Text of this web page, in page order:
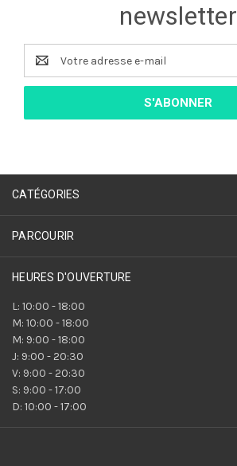
newsletter
Adresse
mail
CATÉGORIES
PARCOURIR
HEURES D'OUVERTURE
L: 10:00 - 18:00
M: 10:00 - 18:00
M: 9:00 - 18:00
J: 9:00 - 20:30
V: 9:00 - 20:30
S: 9:00 - 17:00
D: 10:00 - 17:00